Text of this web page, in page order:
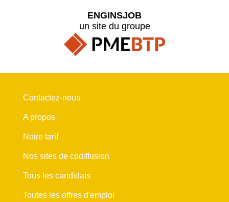
ENGINSJOB
un site du groupe
Contactez-nous
A propos
Notre tarif
Nos sites de codiffusion
Tous les candidats
Toutes les offres d'emploi